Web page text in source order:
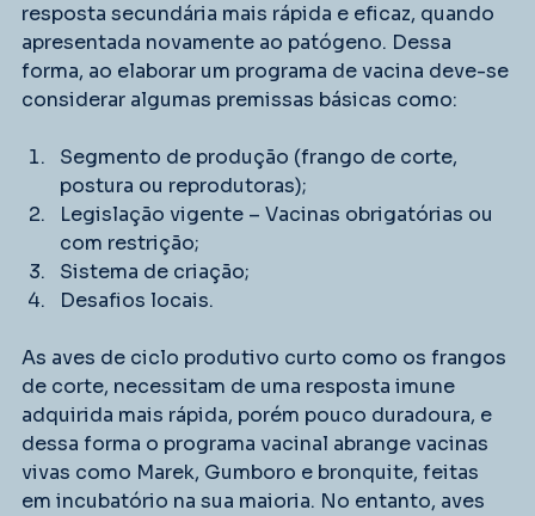
resposta secundária mais rápida e eficaz, quando
apresentada novamente ao patógeno. Dessa
forma, ao elaborar um programa de vacina deve-se
considerar algumas premissas básicas como:
Segmento de produção (frango de corte,
postura ou reprodutoras);
Legislação vigente – Vacinas obrigatórias ou
com restrição;
Sistema de criação;
Desafios locais.
As aves de ciclo produtivo curto como os frangos
de corte, necessitam de uma resposta imune
adquirida mais rápida, porém pouco duradoura, e
dessa forma o programa vacinal abrange vacinas
vivas como Marek, Gumboro e bronquite, feitas
em incubatório na sua maioria. No entanto, aves